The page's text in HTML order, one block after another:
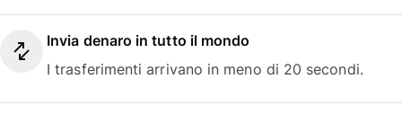
Invia denaro in tutto il mondo
I trasferimenti arrivano in meno di 20 secondi.